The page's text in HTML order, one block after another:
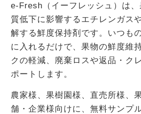
e-Fresh（イーフレッシュ）は
質低下に影響するエチレンガス
解する鮮度保持剤です。いつも
に入れるだけで、果物の鮮度維
クの軽減、廃棄ロスや返品・ク
ポートします。
農家様、果樹園様、直売所様、
舗・企業様向けに、無料サンプ